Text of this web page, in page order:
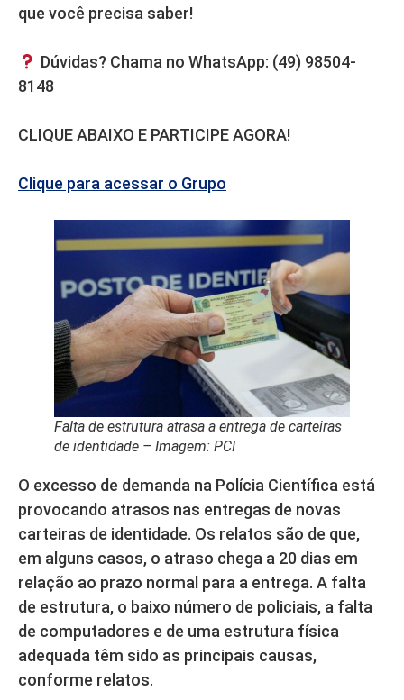
que você precisa saber!
Dúvidas? Chama no WhatsApp: (49) 98504-
8148
CLIQUE ABAIXO E PARTICIPE AGORA!
Clique para acessar o Grupo
Falta de estrutura atrasa a entrega de carteiras
de identidade – Imagem: PCI
O excesso de demanda na Polícia Científica está
provocando atrasos nas entregas de novas
carteiras de identidade. Os relatos são de que,
em alguns casos, o atraso chega a 20 dias em
relação ao prazo normal para a entrega. A falta
de estrutura, o baixo número de policiais, a falta
de computadores e de uma estrutura física
adequada têm sido as principais causas,
conforme relatos.